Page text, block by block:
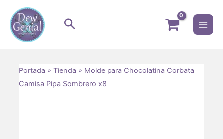
contenido
Portada » Tienda » Molde para Chocolatina Corbata
Camisa Pipa Sombrero x8